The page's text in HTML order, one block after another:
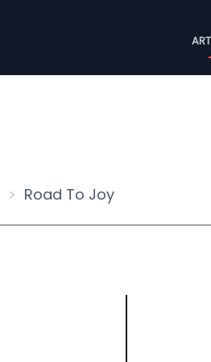
Road To Joy